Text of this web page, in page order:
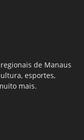
de Manaus
esportes,
mais.